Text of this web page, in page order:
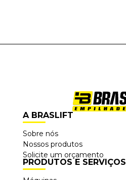
A BRASLIFT
Sobre nós
Nossos produtos
Solicite um orçamento
PRODUTOS E SERVIÇOS